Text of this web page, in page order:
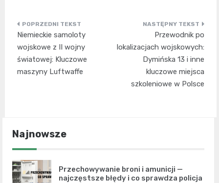
Nawigacja
wpisu
Niemieckie samoloty
wojskowe z II wojny
światowej: Kluczowe
maszyny Luftwaffe
Przewodnik po
lokalizacjach wojskowych:
Dymińska 13 i inne
kluczowe miejsca
szkoleniowe w Polsce
Najnowsze
Przechowywanie broni i amunicji —
najczęstsze błędy i co sprawdza policja